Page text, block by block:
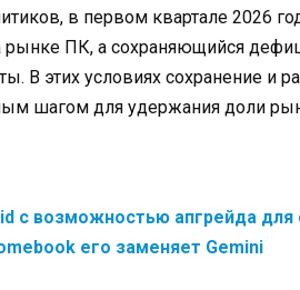
в первом квартале 2026
рынке ПК, а сохраняющийся
. В этих условиях сохранение и
шагом для удержания доли
с возможностью апгрейда
его заменяет Gemini